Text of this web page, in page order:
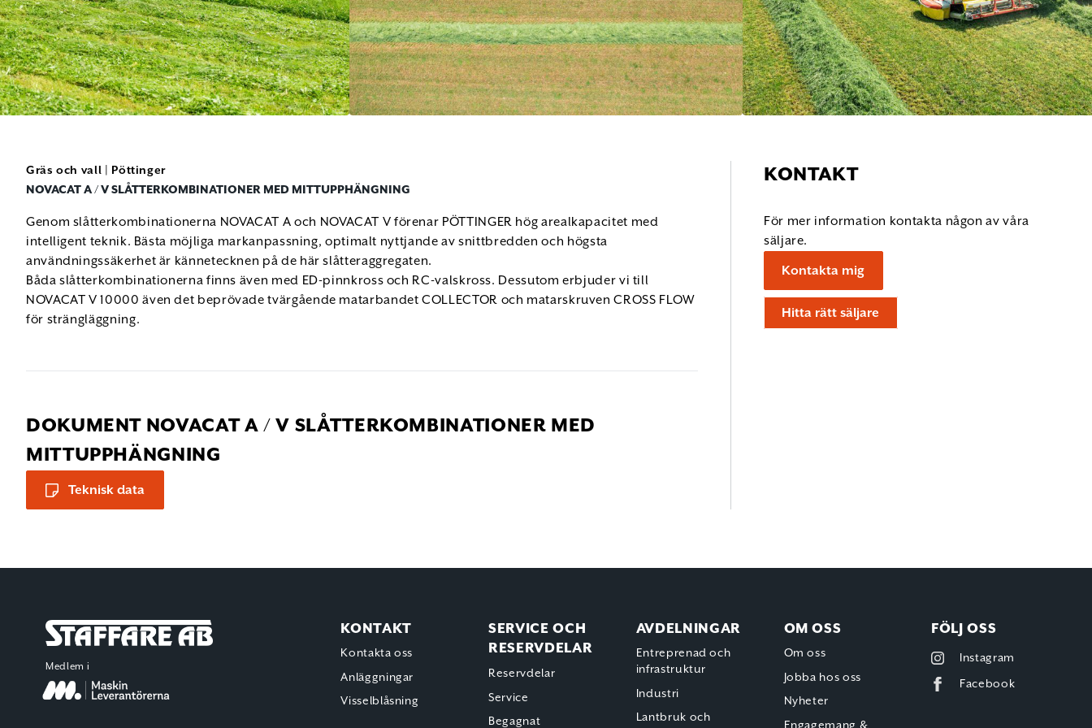
Gräs och vall
Pöttinger
NOVACAT A / V SLÅTTERKOMBINATIONER MED MITTUPPHÄNGNING
Genom slåtterkombinationerna NOVACAT A och NOVACAT V förenar PÖTTINGER hög arealkapacitet med
intelligent teknik. Bästa möjliga markanpassning, optimalt nyttjande av snittbredden och högsta
användningssäkerhet är kännetecknen på de här slåtteraggregaten.
Båda slåtterkombinationerna finns även med ED-pinnkross och RC-valskross. Dessutom erbjuder vi till
NOVACAT V 10000 även det beprövade tvärgående matarbandet COLLECTOR och matarskruven CROSS FLOW
för strängläggning.
DOKUMENT NOVACAT A / V SLÅTTERKOMBINATIONER MED
MITTUPPHÄNGNING
Teknisk data
KONTAKT
För mer information kontakta någon av våra
säljare.
Kontakta mig
Hitta rätt säljare
Staffare AB
Medlem i
KONTAKT
Kontakta oss
Anläggningar
Visselblåsning
SERVICE OCH
RESERVDELAR
Reservdelar
Service
Begagnat
AVDELNINGAR
Entreprenad och
infrastruktur
Industri
Lantbruk och
OM OSS
Om oss
Jobba hos oss
Nyheter
FÖLJ OSS
Instagram
Facebook